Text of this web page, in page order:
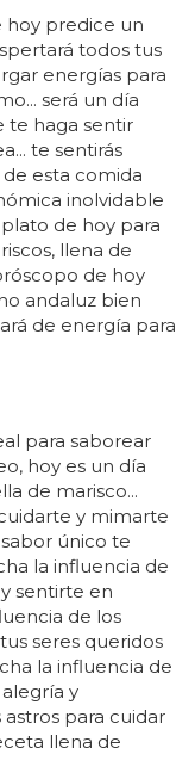
hoy predice un
todos tus
energías para
será un día
te haga sentir
te sentirás
esta comida
inolvidable
de hoy para
llena de
de hoy
andaluz bien
de energía para
para saborear
hoy es un día
de marisco...
y mimarte
único te
la influencia de
sentirte en
de los
seres queridos
la influencia de
y
para cuidar
llena de